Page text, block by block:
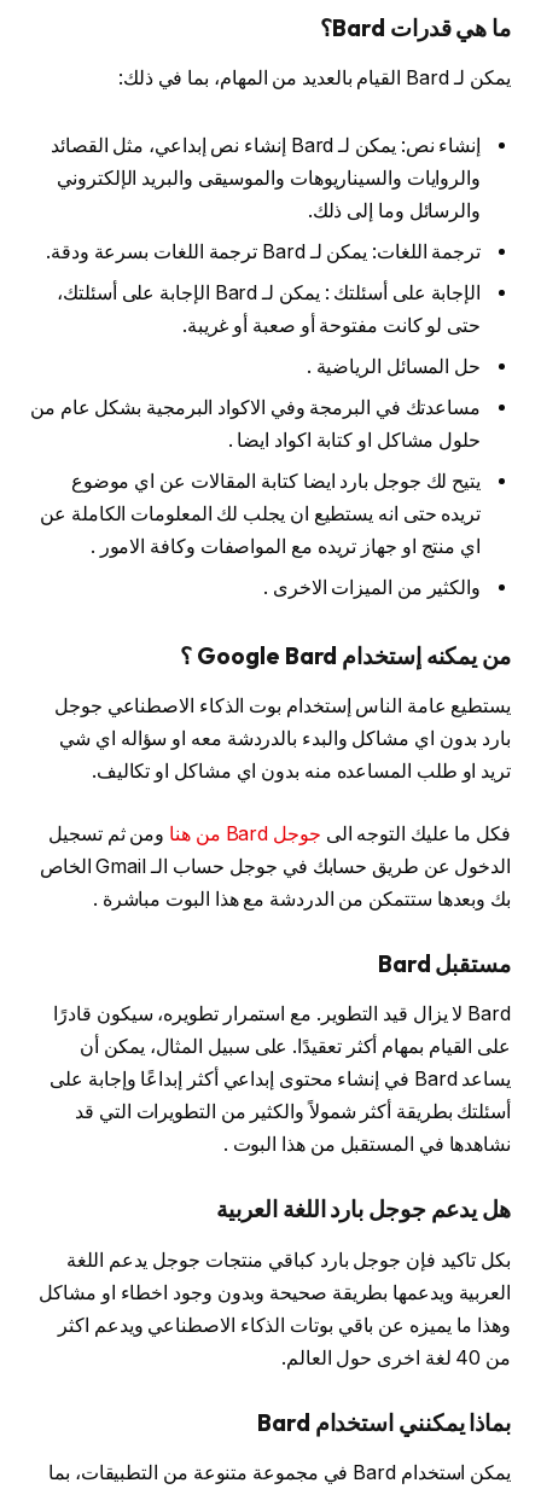
ما هي قدرات Bard؟
يمكن لـ Bard القيام بالعديد من المهام، بما في ذلك:
إنشاء نص: يمكن لـ Bard إنشاء نص إبداعي، مثل القصائد
والروايات والسيناريوهات والموسيقى والبريد الإلكتروني
والرسائل وما إلى ذلك.
ترجمة اللغات: يمكن لـ Bard ترجمة اللغات بسرعة ودقة.
الإجابة على أسئلتك : يمكن لـ Bard الإجابة على أسئلتك،
حتى لو كانت مفتوحة أو صعبة أو غريبة.
حل المسائل الرياضية .
مساعدتك في البرمجة وفي الاكواد البرمجية بشكل عام من
حلول مشاكل او كتابة اكواد ايضا .
يتيح لك جوجل بارد ايضا كتابة المقالات عن اي موضوع
تريده حتى انه يستطيع ان يجلب لك المعلومات الكاملة عن
اي منتج او جهاز تريده مع المواصفات وكافة الامور .
والكثير من الميزات الاخرى .
من يمكنه إستخدام Google Bard ؟
يستطيع عامة الناس إستخدام بوت الذكاء الاصطناعي جوجل
بارد بدون اي مشاكل والبدء بالدردشة معه او سؤاله اي شي
تريد او طلب المساعده منه بدون اي مشاكل او تكاليف.
فكل ما عليك التوجه الى جوجل Bard من هنا
ومن ثم تسجيل
الدخول عن طريق حسابك في جوجل حساب الـ Gmail الخاص
بك وبعدها ستتمكن من الدردشة مع هذا البوت مباشرة .
مستقبل Bard
Bard لا يزال قيد التطوير. مع استمرار تطويره، سيكون قادرًا
على القيام بمهام أكثر تعقيدًا. على سبيل المثال، يمكن أن
يساعد Bard في إنشاء محتوى إبداعي أكثر إبداعًا وإجابة على
أسئلتك بطريقة أكثر شمولاً والكثير من التطويرات التي قد
نشاهدها في المستقبل من هذا البوت .
هل يدعم جوجل بارد اللغة العربية
بكل تاكيد فإن جوجل بارد كباقي منتجات جوجل يدعم اللغة
العربية ويدعمها بطريقة صحيحة وبدون وجود اخطاء او مشاكل
وهذا ما يميزه عن باقي بوتات الذكاء الاصطناعي ويدعم اكثر
من 40 لغة اخرى حول العالم.
بماذا يمكنني استخدام Bard
يمكن استخدام Bard في مجموعة متنوعة من التطبيقات، بما